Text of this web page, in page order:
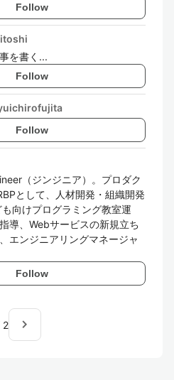
Follow
を書く...
Follow
Follow
（ジンジニア）。プロダク
として、人材開発・組織開発
向けプログラミング教室運
導、Webサービスの新規立ち
エンジニアリングマネージャ
Follow
2 navigate_next